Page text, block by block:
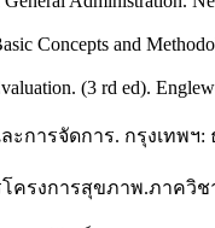
Concepts and
(3 rd ed).
ะการจัดการ. กรุงเทพฯ:
โครงการสุขภาพ.ภาค